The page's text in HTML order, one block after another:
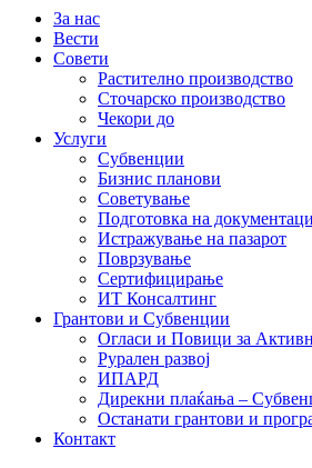
За нас
Вести
Совети
Растително производство
Сточарско производство
Чекори до
Услуги
Субвенции
Бизнис планови
Советување
Подготовка на
Истражување на пазарот
Поврзување
Сертифицирање
ИТ Консалтинг
Грантови и Субвенции
Огласи и Повици за
Рурален развој
ИПАРД
Дирекни плаќања –
Останати грантови и
Контакт